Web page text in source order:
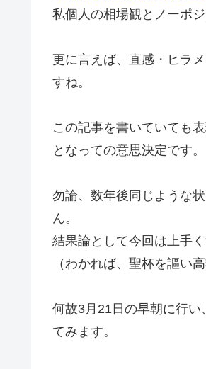
私個人の相場観とノーポ
更に言えば、直感・ヒラ
すね。
この記事を書いていても
となっての意思決定です。
勿論、数年後同じような
ん。
結果論として今回は上手
（わかれば、聖杯を謳い
何故3月21日の早朝に行
てみます。